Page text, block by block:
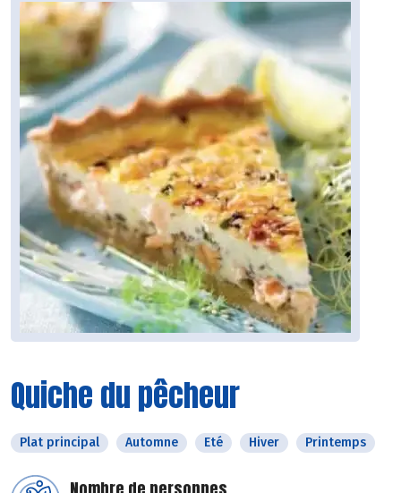
Quiche du pêcheur
Plat principal Automne Eté Hiver Printemps